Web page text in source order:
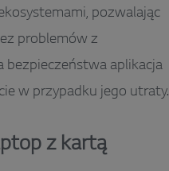
pozwalając
problemów z
bezpieczeństwa aplikacja
w przypadku jego utraty.
z kartą